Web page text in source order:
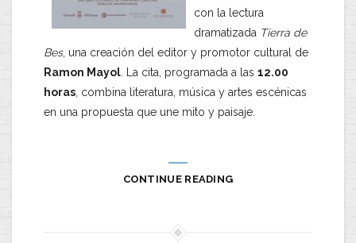
con la lectura
dramatizada Tierra de
Bes, una creación del editor y promotor cultural de
Ramon Mayol . La cita, programada a las 12.00
horas , combina literatura, música y artes escénicas
en una propuesta que une mito y paisaje.
CONTINUE READING